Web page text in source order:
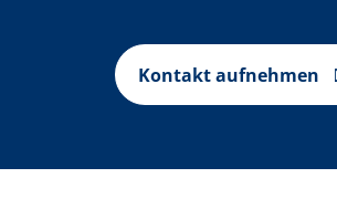
Kontakt aufnehmen